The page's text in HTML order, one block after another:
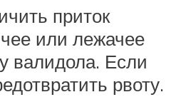
приток
или лежачее
валидола. Если
рвоту.